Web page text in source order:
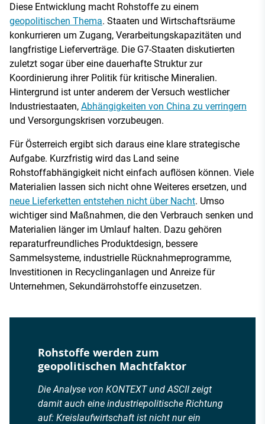
Diese Entwicklung macht Rohstoffe zu einem
geopolitischen Thema. Staaten und Wirtschaftsräume
konkurrieren um Zugang, Verarbeitungskapazitäten und
langfristige Lieferverträge. Die G7-Staaten diskutierten
zuletzt sogar über eine dauerhafte Struktur zur
Koordinierung ihrer Politik für kritische Mineralien.
Hintergrund ist unter anderem der Versuch westlicher
Industriestaaten, Abhängigkeiten von China zu verringern
und Versorgungskrisen vorzubeugen.
Für Österreich ergibt sich daraus eine klare strategische
Aufgabe. Kurzfristig wird das Land seine
Rohstoffabhängigkeit nicht einfach auflösen können. Viele
Materialien lassen sich nicht ohne Weiteres ersetzen, und
neue Lieferketten entstehen nicht über Nacht. Umso
wichtiger sind Maßnahmen, die den Verbrauch senken und
Materialien länger im Umlauf halten. Dazu gehören
reparaturfreundliches Produktdesign, bessere
Sammelsysteme, industrielle Rücknahmeprogramme,
Investitionen in Recyclinganlagen und Anreize für
Unternehmen, Sekundärrohstoffe einzusetzen.
Rohstoffe werden zum
geopolitischen Machtfaktor
Die Analyse von KONTEXT und ASCII zeigt
damit auch eine industriepolitische Richtung
auf: Kreislaufwirtschaft ist nicht nur ein